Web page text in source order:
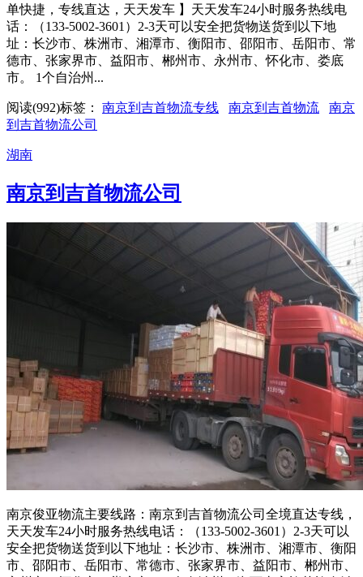
单快捷，专线直达，天天发车 】天天发车24小时服务热线电
话：（133-5002-3601）2-3天可以安全把货物送货到以下地
址：长沙市、株洲市、湘潭市、衡阳市、邵阳市、岳阳市、常
德市、张家界市、益阳市、郴州市、永州市、怀化市、娄底
市。 1个自治州...
阅读(992)标签： 南京到吉首物流专线 南京到吉首物流
南京
到吉首物流公司
湖南
南京到吉首物流公司
南京俊亚物流主要线路：南京到吉首物流公司全境直达专线，
天天发车24小时服务热线电话：（133-5002-3601）2-3天可以
安全把货物送货到以下地址：长沙市、株洲市、湘潭市、衡阳
市、邵阳市、岳阳市、常德市、张家界市、益阳市、郴州市、